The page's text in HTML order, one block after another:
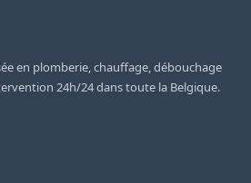
en plomberie, chauffage, débouchage
24h/24 dans toute la Belgique.